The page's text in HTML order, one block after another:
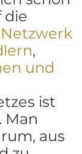
die
Netzwerk
,
und
ist
Man
aus